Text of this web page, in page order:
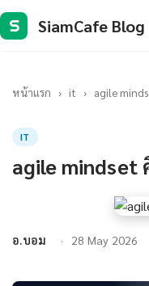
S SiamCafe Blog
หน้าแรก › it › agile
IT
agile mindset
อ.บอม 28 May 2026